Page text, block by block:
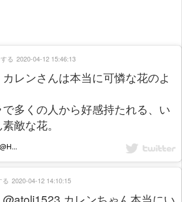
レンさんは本当に可憐な花のよ
多くの人から好感持たれる、い
敵な花。
る 2020-04-12 15:46:13
カレンちゃん本当にい
る 2020-04-12 14:10:15